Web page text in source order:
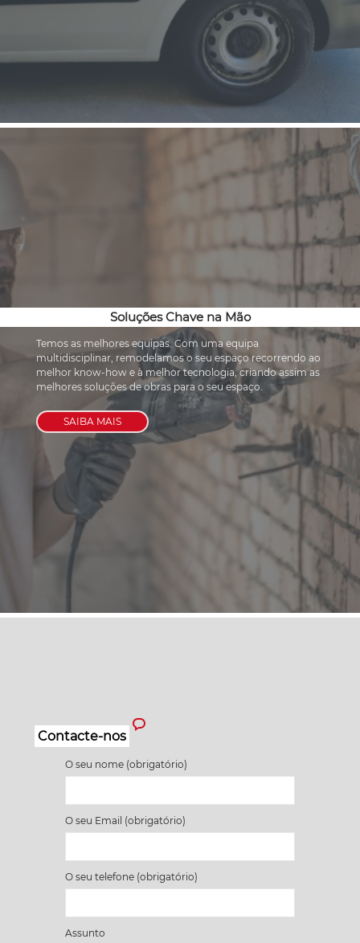
Soluções Chave na Mão
Temos as melhores equipas. Com uma equipa
multidisciplinar, remodelamos o seu espaço recorrendo ao
melhor know-how e à melhor tecnologia, criando assim as
melhores soluções de obras para o seu espaço.
SAIBA MAIS
Contacte-nos
O seu nome (obrigatório)
O seu Email (obrigatório)
O seu telefone (obrigatório)
Assunto